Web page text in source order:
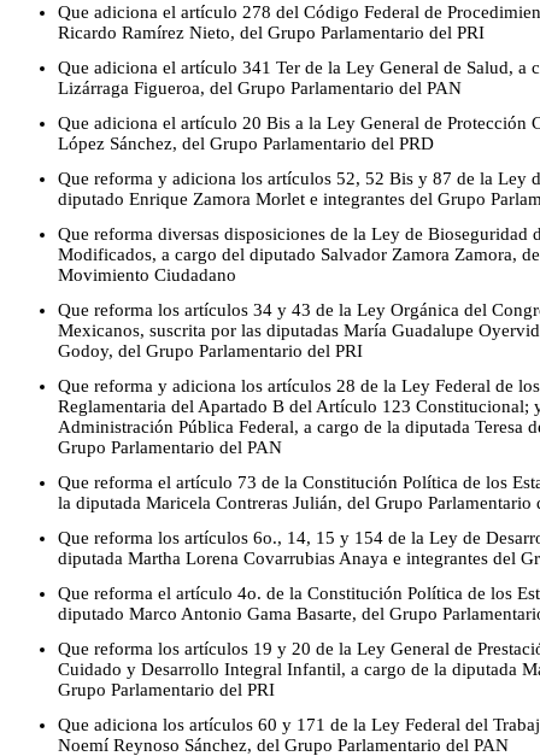
Que adiciona el artículo 278 del Código Federal de
Ricardo Ramírez Nieto, del Grupo Parlamentario del PRI
Que adiciona el artículo 341 Ter de la Ley General de Salud, a
Lizárraga Figueroa, del Grupo Parlamentario del PAN
Que adiciona el artículo 20 Bis a la Ley General de Protección
López Sánchez, del Grupo Parlamentario del PRD
Que reforma y adiciona los artículos 52, 52 Bis y 87 de la Ley
diputado Enrique Zamora Morlet e integrantes del Grupo
Que reforma diversas disposiciones de la Ley de Bioseguridad
Modificados, a cargo del diputado Salvador Zamora Zamora,
Movimiento Ciudadano
Que reforma los artículos 34 y 43 de la Ley Orgánica del
Mexicanos, suscrita por las diputadas María Guadalupe
Godoy, del Grupo Parlamentario del PRI
Que reforma y adiciona los artículos 28 de la Ley Federal de
Reglamentaria del Apartado B del Artículo 123 Constitucional;
Administración Pública Federal, a cargo de la diputada Teresa
Grupo Parlamentario del PAN
Que reforma el artículo 73 de la Constitución Política de los
la diputada Maricela Contreras Julián, del Grupo Parlamentario
Que reforma los artículos 6o., 14, 15 y 154 de la Ley de
diputada Martha Lorena Covarrubias Anaya e integrantes del
Que reforma el artículo 4o. de la Constitución Política de los
diputado Marco Antonio Gama Basarte, del Grupo
Que reforma los artículos 19 y 20 de la Ley General de
Cuidado y Desarrollo Integral Infantil, a cargo de la diputada
Grupo Parlamentario del PRI
Que adiciona los artículos 60 y 171 de la Ley Federal del
Noemí Reynoso Sánchez, del Grupo Parlamentario del PAN